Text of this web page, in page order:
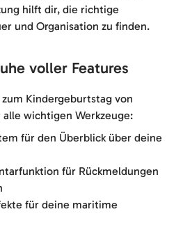
hilft dir, die richtige
und Organisation zu finden.
voller Features
Kindergeburtstag von
wichtigen Werkzeuge:
für den Überblick über deine
für Rückmeldungen
für deine maritime